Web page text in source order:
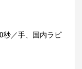
秒／手、国内ラピ